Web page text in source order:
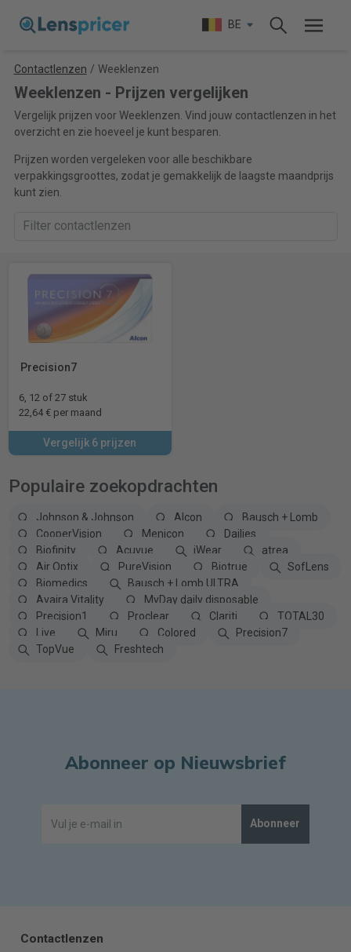
BE
Contactlenzen / Weeklenzen
Weeklenzen - Prijzen vergelijken
Vergelijk prijzen voor Weeklenzen. Vind jouw contactlenzen in het
overzicht en zie hoeveel je kunt besparen.
Prijzen worden vergeleken voor alle beschikbare
verpakkingsgroottes, zodat je gemakkelijk de laagste maandprijs
kunt zien.
Precision7
6, 12 of 27 stuk
22,64 € per maand
Vergelijk 6 prijzen
Populaire zoekopdrachten
Johnson & Johnson Alcon
Bausch + Lomb
CooperVision
Menicon
Dailies
Biofinity
Acuvue iWear
atrea
Air Optix
PureVision Biotrue
SofLens
Biomedics
Bausch + Lomb ULTRA
Avaira Vitality
MyDay daily disposable
Precision1
Proclear Clariti
TOTAL30
Live
Miru Colored
Precision7
TopVue
Freshtech
Abonneer op Nieuwsbrief
Abonneer
Contactlenzen